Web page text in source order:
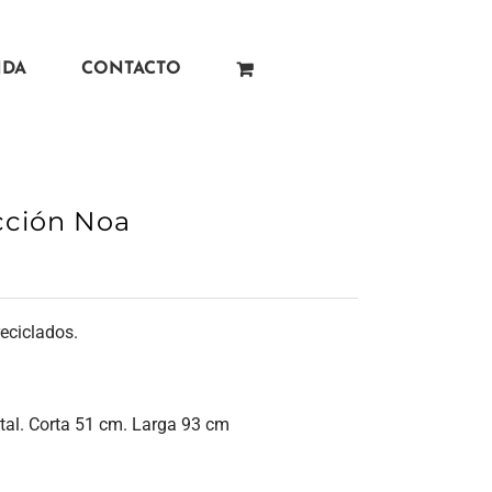
CONTACTO
Noa
Corta 51 cm. Larga 93 cm